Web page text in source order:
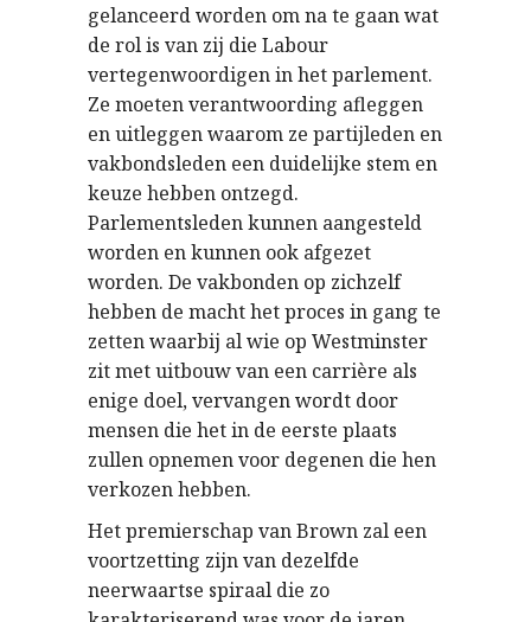
gelanceerd worden om na te gaan wat
de rol is van zij die Labour
vertegenwoordigen in het parlement.
Ze moeten verantwoording afleggen
en uitleggen waarom ze partijleden en
vakbondsleden een duidelijke stem en
keuze hebben ontzegd.
Parlementsleden kunnen aangesteld
worden en kunnen ook afgezet
worden. De vakbonden op zichzelf
hebben de macht het proces in gang te
zetten waarbij al wie op Westminster
zit met uitbouw van een carrière als
enige doel, vervangen wordt door
mensen die het in de eerste plaats
zullen opnemen voor degenen die hen
verkozen hebben.
Het premierschap van Brown zal een
voortzetting zijn van dezelfde
neerwaartse spiraal die zo